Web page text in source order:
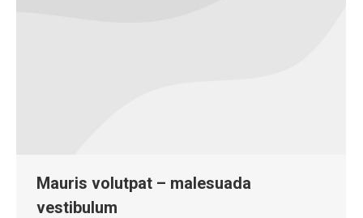
Mauris volutpat – malesuada
vestibulum